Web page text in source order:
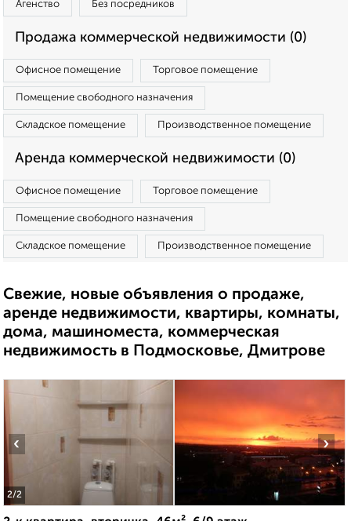
Агенство Без посредников
Продажа коммерческой недвижимости (0)
Офисное помещение Торговое помещение
Помещение свободного назначения
Складское помещение Производственное помещение
Аренда коммерческой недвижимости (0)
Офисное помещение Торговое помещение
Помещение свободного назначения
Складское помещение Производственное помещение
Свежие, новые объявления о продаже,
аренде недвижимости, квартиры, комнаты,
дома, машиноместа, коммерческая
недвижимость в Подмосковье, Дмитрове
2/2
‹ ›